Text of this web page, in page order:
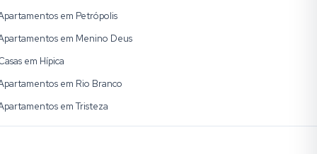
em Petrópolis
em Menino Deus
em Hípica
em Rio Branco
em Tristeza